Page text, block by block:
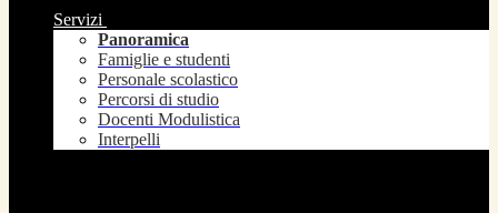
Servizi
Panoramica
Famiglie e studenti
Personale scolastico
Percorsi di studio
Docenti Modulistica
Interpelli